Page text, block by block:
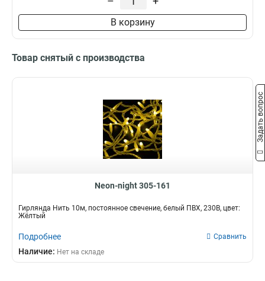
В корзину
Товар снятый с производства
Neon-night 305-161
Гирлянда Нить 10м, постоянное свечение, белый ПВХ, 230В, цвет:
Жёлтый
Подробнее Сравнить
Наличие: Нет на складе
Задать вопрос